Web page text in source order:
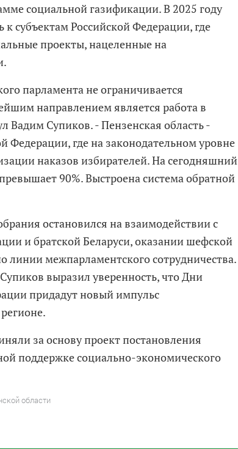
социальной газификации. В 2025 году
субъектам Российской Федерации, где
проекты, нацеленные на
парламента не ограничивается
направлением является работа в
Вадим Супиков. - Пензенская область -
Федерации, где на законодательном уровне
наказов избирателей. На сегодняшний
90%. Выстроена система обратной
остановился на взаимодействии с
и братской Беларуси, оказании шефской
межпарламентского сотрудничества.
выразил уверенность, что Дни
придадут новый импульс
за основу проект постановления
поддержке социально-экономического
области